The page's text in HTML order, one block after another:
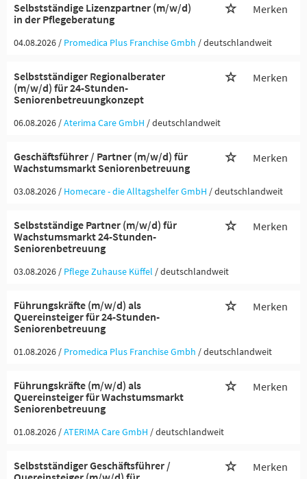
Selbstständige Lizenzpartner (m/w/d)
in der Pflegeberatung
Merken
04.08.2026 / Promedica Plus Franchise Gmbh / deutschlandweit
Selbstständiger Regionalberater
(m/w/d) für 24-Stunden-
Seniorenbetreuungkonzept
Merken
06.08.2026 /Aterima Care GmbH / deutschlandweit
Geschäftsführer / Partner (m/w/d) für
Wachstumsmarkt Seniorenbetreuung
Merken
03.08.2026 / Homecare - die Alltagshelfer GmbH / deutschlandweit
Selbstständige Partner (m/w/d) für
Wachstumsmarkt 24-Stunden-
Seniorenbetreuung
Merken
03.08.2026 / Pflege Zuhause Küffel / deutschlandweit
Führungskräfte (m/w/d) als
Quereinsteiger für 24-Stunden-
Seniorenbetreuung
Merken
01.08.2026 / Promedica Plus Franchise Gmbh / deutschlandweit
Führungskräfte (m/w/d) als
Quereinsteiger für Wachstumsmarkt
Seniorenbetreuung
Merken
01.08.2026 /ATERIMA Care GmbH / deutschlandweit
Selbstständiger Geschäftsführer /
Merken